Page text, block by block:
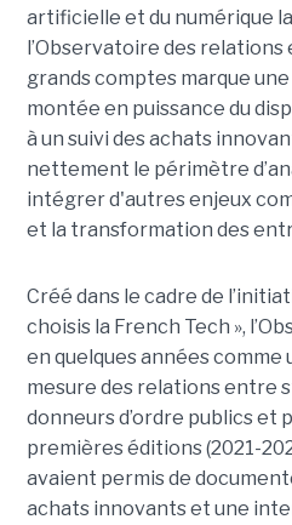
artificielle et du numérique
l’Observatoire des
grands comptes marque
montée en puissance du
à un suivi des achats
nettement le périmètre
intégrer d'autres enjeux
et la transformation des
Créé dans le cadre de
choisis la French Tech »,
en quelques années
mesure des relations entre
donneurs d’ordre publics et
premières éditions (2021-
avaient permis de
achats innovants et une